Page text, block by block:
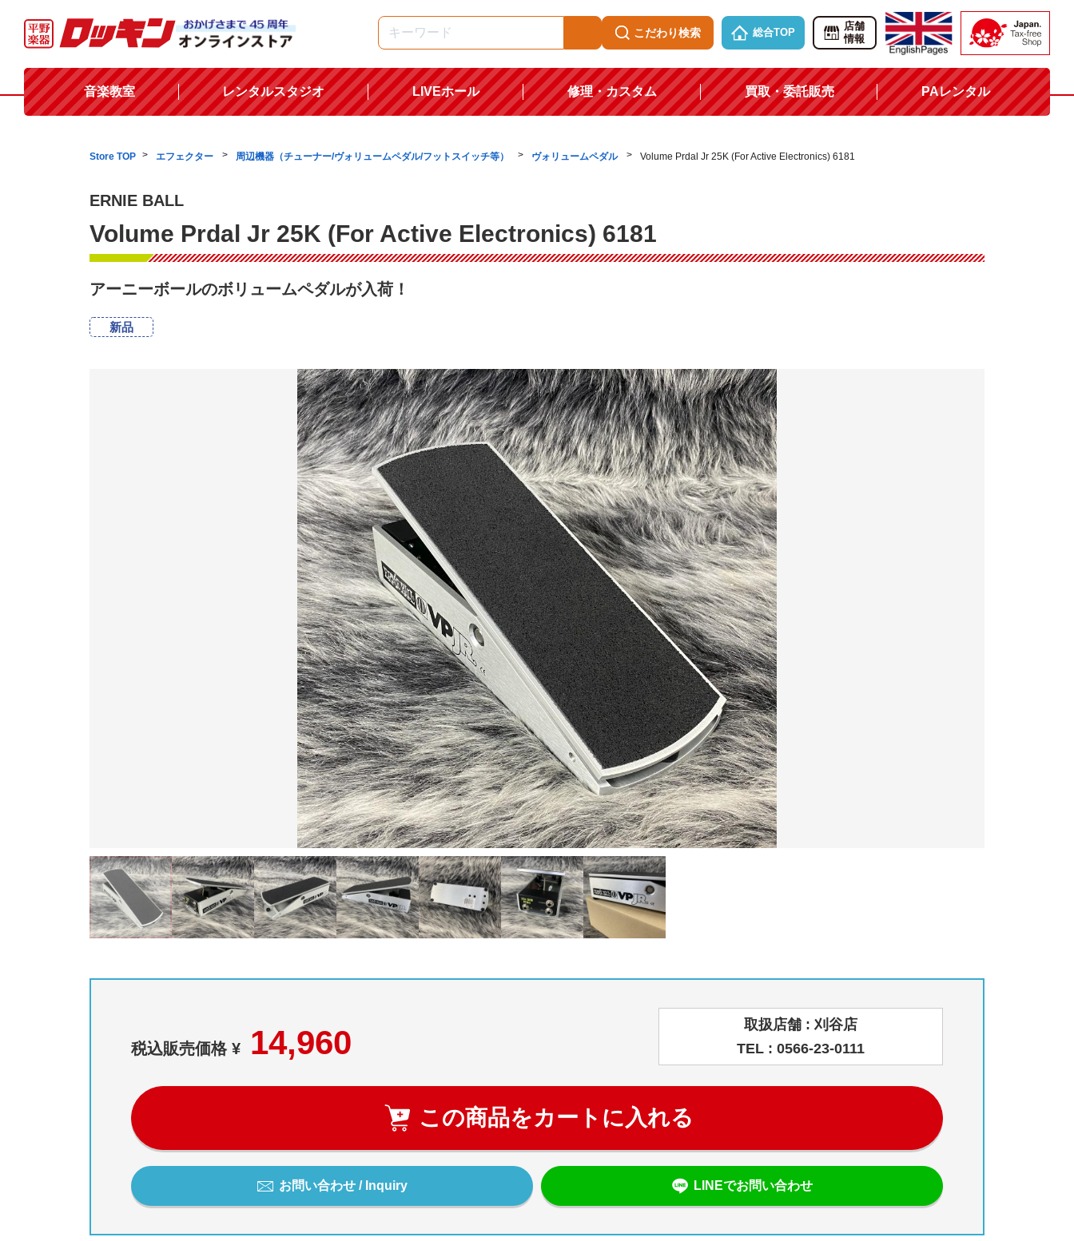
こだわり検索 総合TOP
店舗
情報
音楽教室 レンタルスタジオ LIVEホール 修理・カスタム 買取・委託販売 PAレンタル
Store TOP エフェクター 周辺機器（チューナー/ヴォリュームペダル/フットスイッチ等） ヴォリュームペダル Volume Prdal Jr 25K (For Active Electronics) 6181
ERNIE BALL
Volume Prdal Jr 25K (For Active Electronics) 6181
アーニーボールのボリュームペダルが入荷！
新品
税込販売価格 ¥ 14,960
取扱店舗 : 刈谷店
TEL : 0566-23-0111
この商品をカートに入れる
お問い合わせ / Inquiry LINEでお問い合わせ